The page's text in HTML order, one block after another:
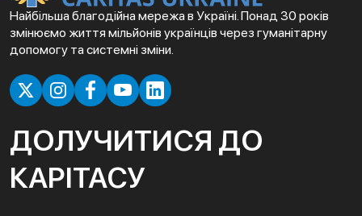
Найбільша благодійна мережа в Україні. Понад 30 років
змінюємо життя мільйонів українців через гуманітарну
допомогу та системні зміни.
ДОЛУЧИТИСЯ ДО
КАРІТАСУ